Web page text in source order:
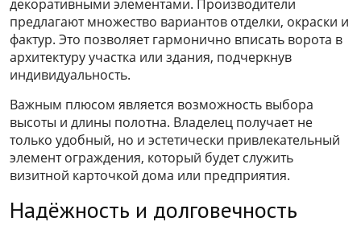
декоративными элементами. Производители
предлагают множество вариантов отделки, окраски и
фактур. Это позволяет гармонично вписать ворота в
архитектуру участка или здания, подчеркнув
индивидуальность.
Важным плюсом является возможность выбора
высоты и длины полотна. Владелец получает не
только удобный, но и эстетически привлекательный
элемент ограждения, который будет служить
визитной карточкой дома или предприятия.
Надёжность и долговечность